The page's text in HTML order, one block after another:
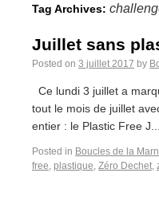
Tag Archives:
Juillet sans
Posted on 3 juillet 2017 by
Ce lundi 3 juillet a
tout le mois de juillet
entier : le Plastic Free J...
Posted in Boucles de la
free, plastique, Zéro Dechet,